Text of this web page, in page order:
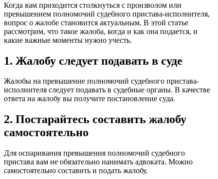
Когда вам приходится столкнуться с произволом или
превышением полномочий судебного пристава-исполнителя,
вопрос о жалобе становится актуальным. В этой статье
рассмотрим, что такое жалоба, когда и как она подается, и
какие важные моменты нужно учесть.
1. Жалобу следует подавать в суде
Жалобы на превышение полномочий судебного пристава-
исполнителя следует подавать в судебные органы. В качестве
ответа на жалобу вы получите постановление суда.
2. Постарайтесь составить жалобу
самостоятельно
Для оспаривания превышения полномочий судебного
пристава вам не обязательно нанимать адвоката. Можно
самостоятельно составить и подать жалобу.